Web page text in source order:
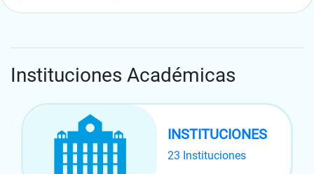
Instituciones Académicas
INSTITUCIONES
23 Instituciones